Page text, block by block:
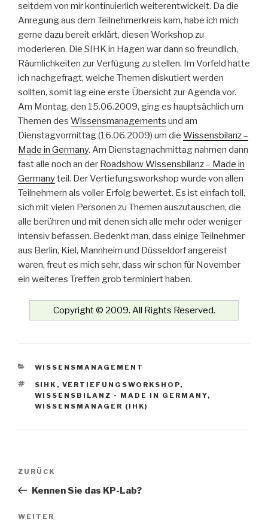
seitdem von mir kontinuierlich weiterentwickelt. Da die
Anregung aus dem Teilnehmerkreis kam, habe ich mich
gerne dazu bereit erklärt, diesen Workshop zu
moderieren. Die SIHK in Hagen war dann so freundlich,
Räumlichkeiten zur Verfügung zu stellen. Im Vorfeld hatte
ich nachgefragt, welche Themen diskutiert werden
sollten, somit lag eine erste Übersicht zur Agenda vor.
Am Montag, den 15.06.2009, ging es hauptsächlich um
Themen des Wissensmanagements und am
Dienstagvormittag (16.06.2009) um die Wissensbilanz –
Made in Germany. Am Dienstagnachmittag nahmen dann
fast alle noch an der Roadshow Wissensbilanz – Made in
Germanyteil. Der Vertiefungsworkshop wurde von allen
Teilnehmern als voller Erfolg bewertet. Es ist einfach toll,
sich mit vielen Personen zu Themen auszutauschen, die
alle berühren und mit denen sich alle mehr oder weniger
intensiv befassen. Bedenkt man, dass einige Teilnehmer
aus Berlin, Kiel, Mannheim und Düsseldorf angereist
waren, freut es mich sehr, dass wir schon für November
ein weiteres Treffen grob terminiert haben.
Copyright © 2009. All Rights Reserved.
KATEGORIEN
WISSENSMANAGEMENT
SCHLAGWÖRTER
SIHK , VERTIEFUNGSWORKSHOP,
WISSENSBILANZ - MADE IN GERMANY,
WISSENSMANAGER (IHK)
Beitrags-
Vorheriger
Beitrag
ZURÜCK
Kennen Sie das KP-Lab?
Nächster
WEITER